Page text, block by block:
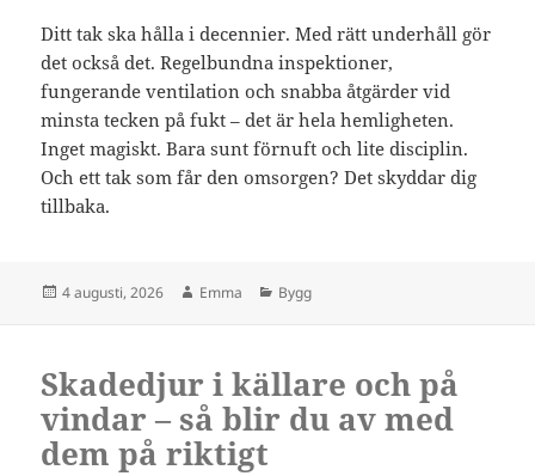
Ditt tak ska hålla i decennier. Med rätt underhåll gör
det också det. Regelbundna inspektioner,
fungerande ventilation och snabba åtgärder vid
minsta tecken på fukt – det är hela hemligheten.
Inget magiskt. Bara sunt förnuft och lite disciplin.
Och ett tak som får den omsorgen? Det skyddar dig
tillbaka.
Postat
4 augusti, 2026 Författare
Emma Kategorier
Bygg
Skadedjur i källare och på
vindar – så blir du av med
dem på riktigt